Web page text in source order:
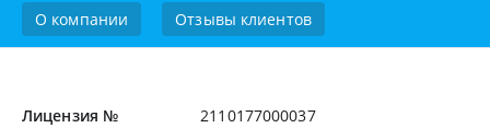
О компании Отзывы клиентов
Лицензия № 2110177000037